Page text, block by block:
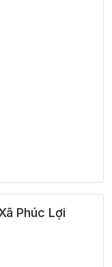
Phúc Lợi